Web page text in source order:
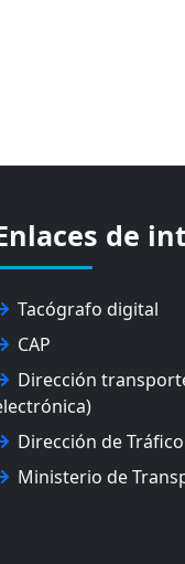
de
Tacógrafo digital
CAP
Dirección
Dirección de
Ministerio de